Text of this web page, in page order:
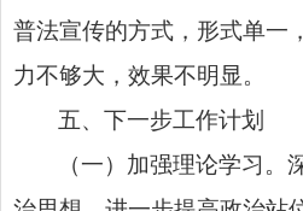
普法宣传的方式，形式单一
力不够大，效果不明显。
五、下一步工作计划
（一）加强理论学习